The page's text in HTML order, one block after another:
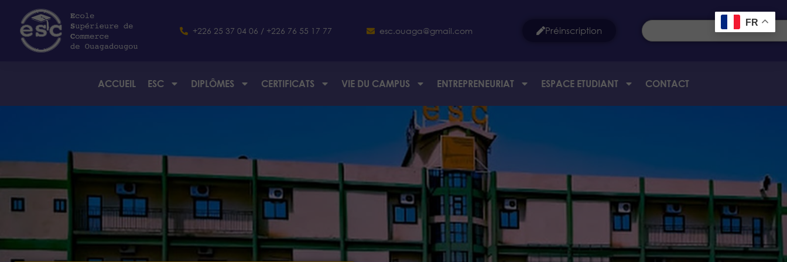
+226 25 37 04 06 / +226 76 55 17 77 esc.ouaga@gmail.com Préinscription
ACCUEIL ESC DIPLÔMES CERTIFICATS VIE DU CAMPUS ENTREPRENEURIAT ESPACE ETUDIANT CONTACT
FR